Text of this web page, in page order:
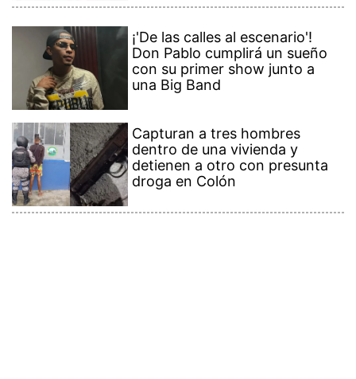
¡'De las calles al escenario'!
Don Pablo cumplirá un sueño
con su primer show junto a
una Big Band
Capturan a tres hombres
dentro de una vivienda y
detienen a otro con presunta
droga en Colón